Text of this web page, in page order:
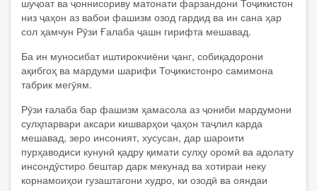
шуҷоат ва ҷоннисориву матонати фарзандони Тоҷикистон
низ ҷаҳон аз вабои фашизм озод гардид ва ин сана ҳар
сол ҳамчун Рӯзи Ғалаба ҷашн гирифта мешавад.
Ба ин муносибат иштирокчиёни ҷанг, собиқадорони
ақибгоҳ ва мардуми шарифи Тоҷикистонро самимона
табрик мегӯям.
Рӯзи ғалаба бар фашизм ҳамасола аз ҷониби мардумони
сулҳпарвари аксари кишварҳои ҷаҳон таҷлил карда
мешавад, зеро инсоният, хусусан, дар шароити
пурҳаводиси кунунӣ қадру қимати сулҳу оромӣ ва адолату
инсондӯстиро бештар дарк мекунад ва хотираи неку
корнамоиҳои гузаштагони худро, ки озодӣ ва ояндаи